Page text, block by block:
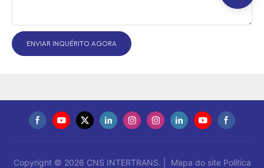
ENVIAR INQUÉRITO AGORA
Copyright © 2026 CNS INTERTRANS. | Mapa do site Política